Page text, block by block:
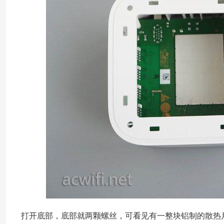
打开底部，底部就两颗螺丝，可看见有一整块铝制的散热